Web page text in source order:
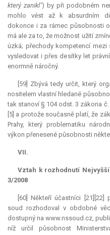
který zanikl") by při podobném
mohlo vést až k absurdním
dokonce i za rámec působnosti
má ale za to, že možnost užití
úzká; přechody kompetencí mezi
vysledovat i přes desítky let
enormně náročný.
[59] Zbývá tedy určit, který
nositelem vlastní hledané
tak stanoví § 104 odst. 3 zákona
[5] a protože současně platí, že
Prahy, který problematiku
výkon přenesené působnosti
VII.
Vztah k rozhodnutí
3/2008
[60] Někteří účastníci
soud rozhodoval v obdobné
dostupný na www.nssoud.cz,
níž určil působnost